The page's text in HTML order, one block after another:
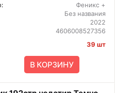
Феникс +
Без названия
2022
4606008527356
39 шт
В КОРЗИНУ